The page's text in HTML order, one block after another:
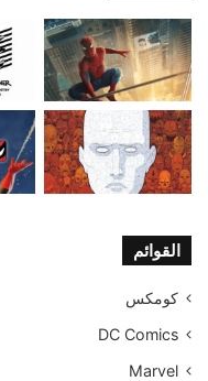
القوائم
كومكس
DC Comics
Marvel